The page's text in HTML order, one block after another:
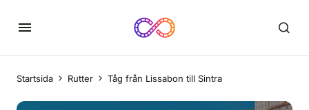
Startsida Rutter Tåg från Lissabon till Sintra